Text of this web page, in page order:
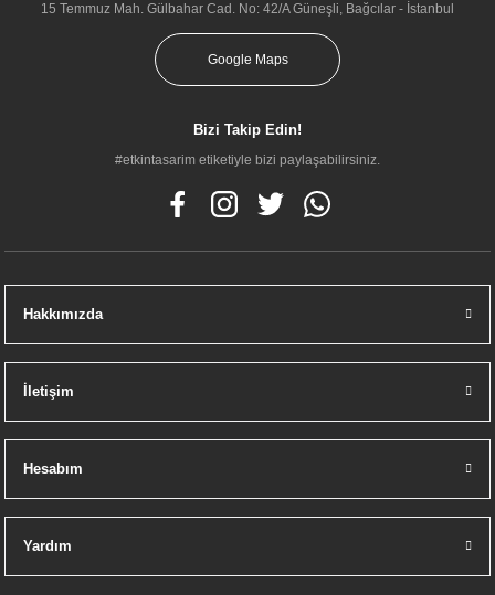
15 Temmuz Mah. Gülbahar Cad. No: 42/A Güneşli, Bağcılar - İstanbul
Google Maps
Bizi Takip Edin!
#etkintasarim etiketiyle bizi paylaşabilirsiniz.
Hakkımızda
İletişim
Hesabım
Yardım